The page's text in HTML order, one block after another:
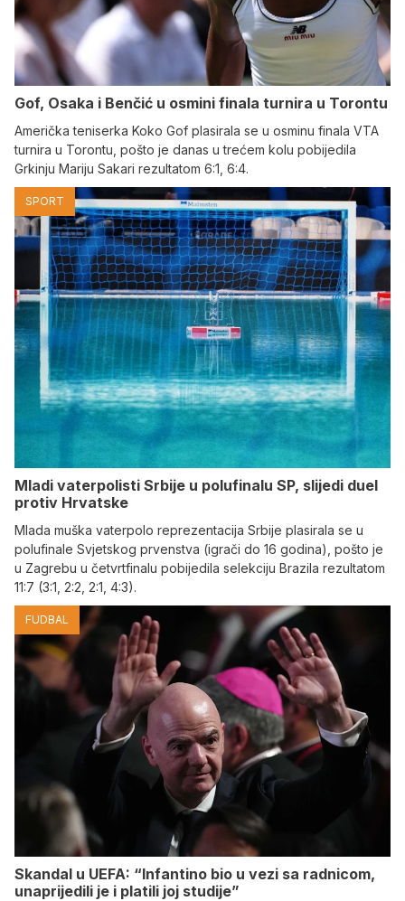
Gof, Osaka i Benčić u osmini finala turnira u Torontu
Američka teniserka Koko Gof plasirala se u osminu finala VTA
turnira u Torontu, pošto je danas u trećem kolu pobijedila
Grkinju Mariju Sakari rezultatom 6:1, 6:4.
SPORT
Mladi vaterpolisti Srbije u polufinalu SP, slijedi duel
protiv Hrvatske
Mlada muška vaterpolo reprezentacija Srbije plasirala se u
polufinale Svjetskog prvenstva (igrači do 16 godina), pošto je
u Zagrebu u četvrtfinalu pobijedila selekciju Brazila rezultatom
11:7 (3:1, 2:2, 2:1, 4:3).
FUDBAL
Skandal u UEFA: “Infantino bio u vezi sa radnicom,
unaprijedili je i platili joj studije”